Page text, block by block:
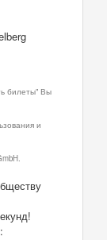
билеты" Вы
и